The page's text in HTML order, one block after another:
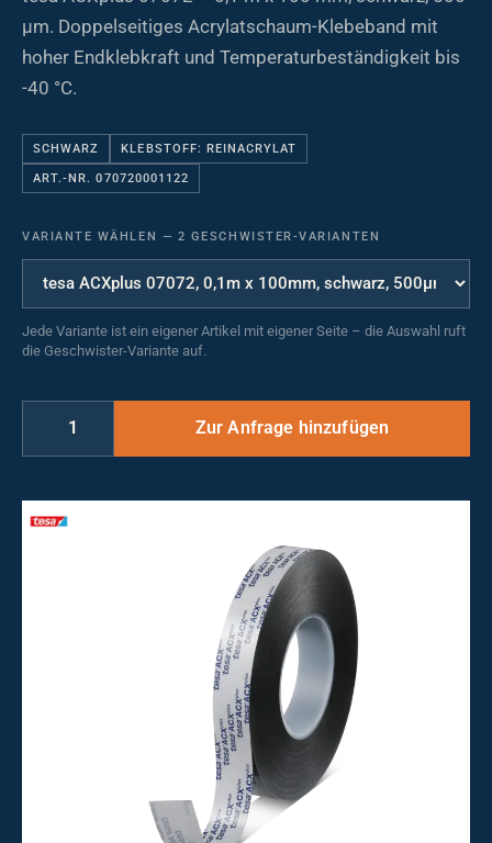
µm. Doppelseitiges Acrylatschaum-Klebeband mit
hoher Endklebkraft und Temperaturbeständigkeit bis
-40 °C.
SCHWARZ KLEBSTOFF: REINACRYLAT
ART.-NR. 070720001122
VARIANTE WÄHLEN — 2 GESCHWISTER-VARIANTEN
Jede Variante ist ein eigener Artikel mit eigener Seite – die Auswahl ruft
die Geschwister-Variante auf.